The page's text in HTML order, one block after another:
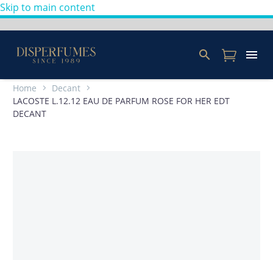
Skip to main content
Home
Decant
LACOSTE L.12.12 EAU DE PARFUM ROSE FOR HER EDT
DECANT